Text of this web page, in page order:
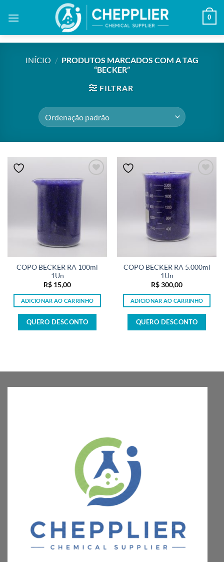
0
INÍCIO / PRODUTOS MARCADOS COM A TAG
“BECKER”
FILTRAR
COPO BECKER RA 100ml
1Un
R$ 15,00
ADICIONAR AO CARRINHO
QUERO DESCONTO
COPO BECKER RA 5.000ml
1Un
R$300,00
ADICIONAR AO CARRINHO
QUERO DESCONTO